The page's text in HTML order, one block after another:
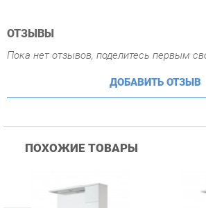
ПОХОЖИЕ ТОВАРЫ